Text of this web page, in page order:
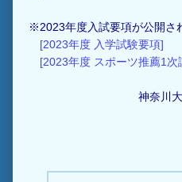
※2023年度入試要項が公開さ
[2023年度 入学試験要項]
[2023年度 スポーツ推薦1次
神奈川